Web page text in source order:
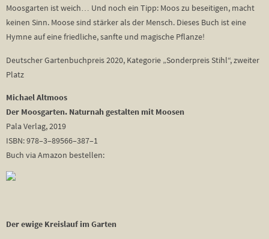
Moosgarten ist weich… Und noch ein Tipp: Moos zu beseitigen, macht
keinen Sinn. Moose sind stärker als der Mensch. Dieses Buch ist eine
Hymne auf eine friedliche, sanfte und magische Pflanze!
Deutscher Gartenbuchpreis 2020, Kategorie „Sonderpreis Stihl“, zweiter
Platz
Michael Altmoos
Der Moosgarten. Naturnah gestalten mit Moosen
Pala Verlag, 2019
ISBN: 978–3–89566–387–1
Buch via Amazon bestellen:
Der ewige Kreislauf im Garten